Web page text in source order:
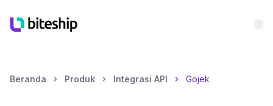
Beranda Produk Integrasi API Gojek